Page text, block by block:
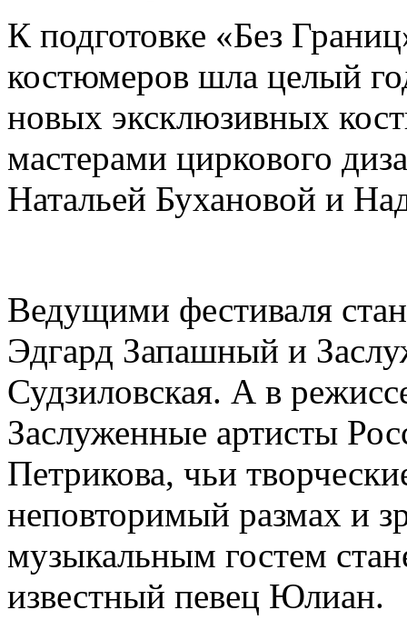
К подготовке «Без
костюмеров шла целый
новых эксклюзивных
мастерами циркового
Натальей Бухановой и
Ведущими фестиваля
Эдгард Запашный и
Судзиловская. А в
Заслуженные артисты
Петрикова, чьи
неповторимый размах и
музыкальным гостем
известный певец Юлиан.